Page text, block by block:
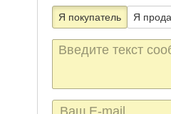
Я покупатель Я
Текст
сообщения
E-